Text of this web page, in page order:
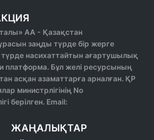
АА - Қазақстан
заңды түрде бір жерге
насихаттайтын ағартушылық
платформа. Бұл желі ресурсының
асқан азаматтарға арналған. ҚР
министрлігінің No
берілген. Email:
ЖАҢАЛЫҚТАР